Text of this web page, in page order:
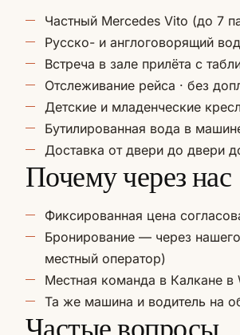
Частный Mercedes Vito (до 7
Русско- и англоговорящий
Встреча в зале прилёта с
Отслеживание рейса · без
Детские и младенческие
Бутилированная вода в
Доставка от двери до двери
Почему через нас
Фиксированная цена
Бронирование — через
местный оператор)
Местная команда в Калкане в
Та же машина и водитель на
Частые вопросы